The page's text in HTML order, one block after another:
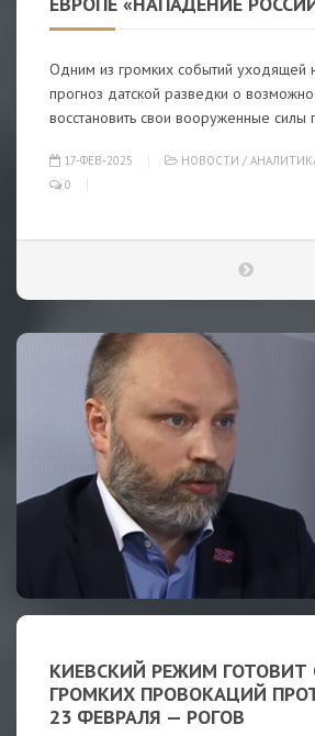
Одним из громких событий уходящей
прогноз датской разведки о
восстановить свои вооруженные силы
17-ФЕВ-2025 НОВОСТИ /
0
КИЕВСКИЙ РЕЖИМ ГОТОВИТ
ГРОМКИХ ПРОВОКАЦИЙ
23 ФЕВРАЛЯ — РОГОВ